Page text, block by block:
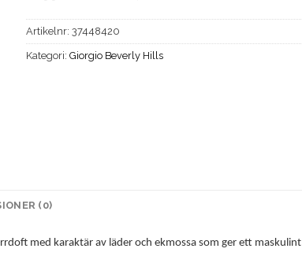
Artikelnr:37448420
Kategori:Giorgio Beverly Hills
(0)
med karaktär av läder och ekmossa som ger ett maskulint